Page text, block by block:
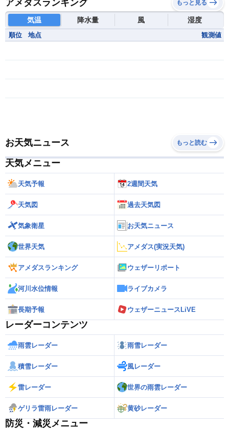
アメダスランキング もっと見る
気温 降水量 風 湿度
順位 地点 観測値
お天気ニュース もっと読む
天気メニュー
天気予報 2週間天気
天気図 過去天気図
気象衛星 お天気ニュース
世界天気 アメダス(実況天気)
アメダスランキング ウェザーリポート
河川水位情報 ライブカメラ
長期予報 ウェザーニュースLiVE
レーダーコンテンツ
雨雲レーダー 雨雪レーダー
積雪レーダー 風レーダー
雷レーダー 世界の雨雲レーダー
ゲリラ雷雨レーダー 黄砂レーダー
防災・減災メニュー